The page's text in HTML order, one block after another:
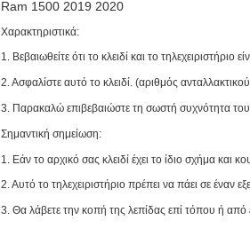
Ram 1500 2019 2020
Χαρακτηριστικά:
1. Βεβαιωθείτε ότι το κλειδί και το τηλεχειριστήριο
2. Ασφαλίστε αυτό το κλειδί. (αριθμός
3. Παρακαλώ επιβεβαιώστε τη σωστή συχνότητα του
Σημαντική σημείωση:
1. Εάν το αρχικό σας κλειδί έχει το ίδιο σχήμα και
2. Αυτό το τηλεχειριστήριο πρέπει να πάει σε έναν
3. Θα λάβετε την κοπή της λεπίδας επί τόπου ή από